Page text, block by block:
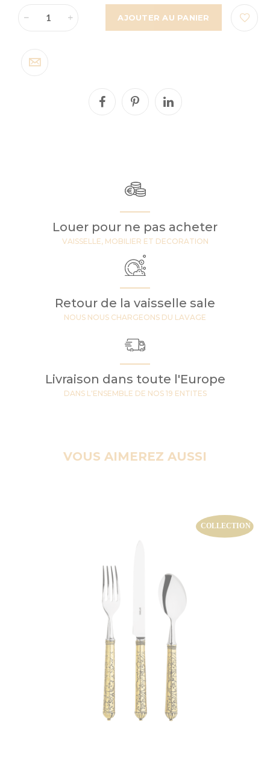
AJOUTER AU PANIER
Louer pour ne pas acheter
VAISSELLE, MOBILIER ET DECORATION
Retour de la vaisselle sale
NOUS NOUS CHARGEONS DU LAVAGE
Livraison dans toute l'Europe
DANS L'ENSEMBLE DE NOS 19 ENTITES
VOUS AIMEREZ AUSSI